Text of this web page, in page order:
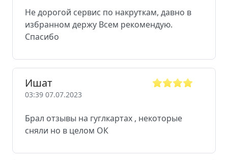
Не дорогой сервис по накруткам, давно в
избранном держу Всем рекомендую.
Спасибо
Ишат
03:39 07.07.2023
Брал отзывы на гуглкартах , некоторые
сняли но в целом ОК